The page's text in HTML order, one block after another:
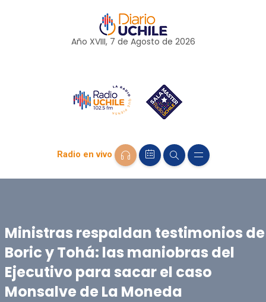
Año XVIII, 7 de Agosto de 2026
Radio en vivo
Ministras respaldan testimonios de
Boric y Tohá: las maniobras del
Ejecutivo para sacar el caso
Monsalve de La Moneda